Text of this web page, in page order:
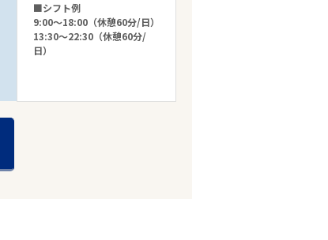
■シフト例
9:00～18:00（休憩60分/日）
13:30～22:30（休憩60分/
日）